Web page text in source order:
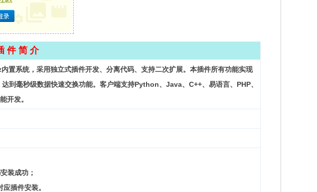
件 简 介
置系统，采用独立式插件开发、分离代码、支持二次扩展。本插件所有功能实现
到毫秒级数据快速交换功能。客户端支持Python、Java、C++、易语言、PHP、
开发。
装成功；
插件安装。